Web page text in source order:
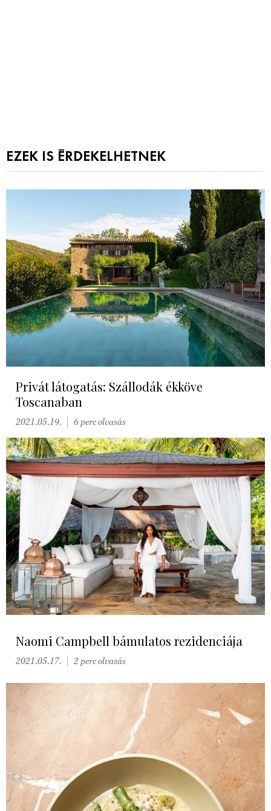
EZEK IS ÉRDEKELHETNEK
Privát látogatás: Szállodák ékköve
Toscanaban
2021.05.19. 6 perc olvasás
Naomi Campbell bámulatos rezidenciája
2021.05.17. 2 perc olvasás